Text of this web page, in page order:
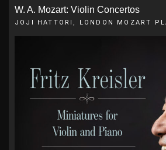
W. A. Mozart: Violin Concertos
JOJI HATTORI, LONDON MOZART